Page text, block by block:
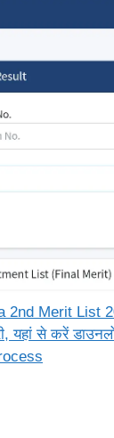
2nd Merit List
यहां से करें